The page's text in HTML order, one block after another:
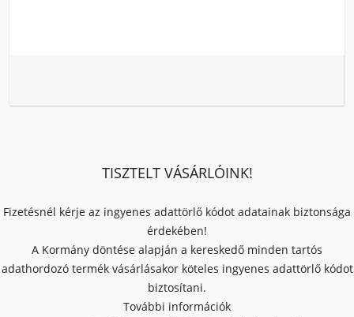
TISZTELT VÁSÁRLÓINK!
Fizetésnél kérje az ingyenes adattörlő kódot adatainak biztonsága
érdekében!
A Kormány döntése alapján a kereskedő minden tartós
adathordozó termék vásárlásakor köteles ingyenes adattörlő kódot
biztosítani.
További információk